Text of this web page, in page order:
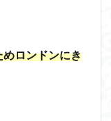
めロンドンにき